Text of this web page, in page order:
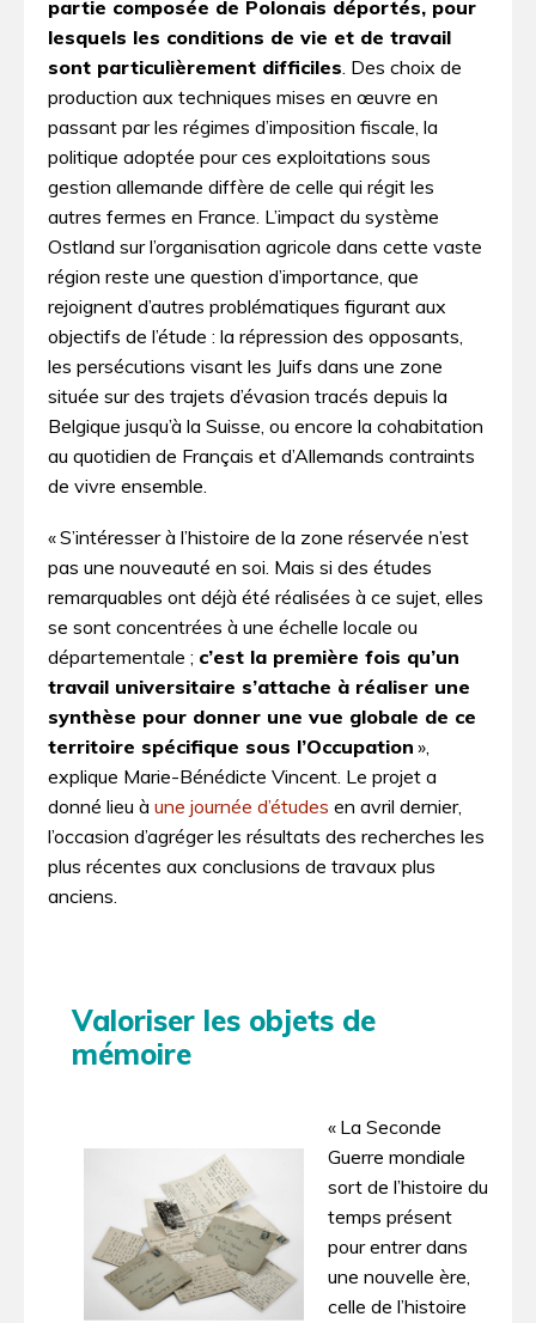
partie composée de Polonais déportés, pour
lesquels les conditions de vie et de travail
sont particulièrement difficiles. Des choix de
production aux techniques mises en œuvre en
passant par les régimes d’imposition fiscale, la
politique adoptée pour ces exploitations sous
gestion allemande diffère de celle qui régit les
autres fermes en France. L’impact du système
Ostland sur l’organisation agricole dans cette vaste
région reste une question d’importance, que
rejoignent d’autres problématiques figurant aux
objectifs de l’étude : la répression des opposants,
les persécutions visant les Juifs dans une zone
située sur des trajets d’évasion tracés depuis la
Belgique jusqu’à la Suisse, ou encore la cohabitation
au quotidien de Français et d’Allemands contraints
de vivre ensemble.
« S’intéresser à l’histoire de la zone réservée n’est
pas une nouveauté en soi. Mais si des études
remarquables ont déjà été réalisées à ce sujet, elles
se sont concentrées à une échelle locale ou
départementale ; c’est la première fois qu’un
travail universitaire s’attache à réaliser une
synthèse pour donner une vue globale de ce
territoire spécifique sous l’Occupation »,
explique Marie-Bénédicte Vincent. Le projet a
donné lieu à une journée d’études en avril dernier,
l’occasion d’agréger les résultats des recherches les
plus récentes aux conclusions de travaux plus
anciens.
Valoriser les objets de
mémoire
« La Seconde
Guerre mondiale
sort de l’histoire du
temps présent
pour entrer dans
une nouvelle ère,
celle de l’histoire